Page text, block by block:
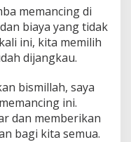
memancing di
biaya yang tidak
ini, kita memilih
dijangkau.
bismillah, saya
ini.
dan memberikan
bagi kita semua.